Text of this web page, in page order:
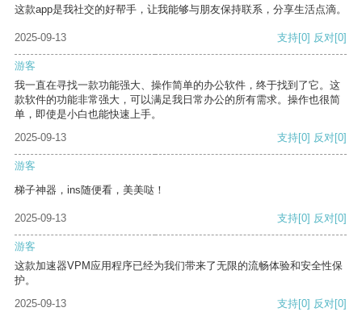
这款app是我社交的好帮手，让我能够与朋友保持联系，分享生活点滴。
2025-09-13 支持[0] 反对[0]
游客
我一直在寻找一款功能强大、操作简单的办公软件，终于找到了它。这
款软件的功能非常强大，可以满足我日常办公的所有需求。操作也很简
单，即使是小白也能快速上手。
2025-09-13
支持[0] 反对[0]
游客
梯子神器，ins随便看，美美哒！
2025-09-13 支持[0] 反对[0]
游客
这款加速器VPM应用程序已经为我们带来了无限的流畅体验和安全性保
护。
2025-09-13
支持[0] 反对[0]